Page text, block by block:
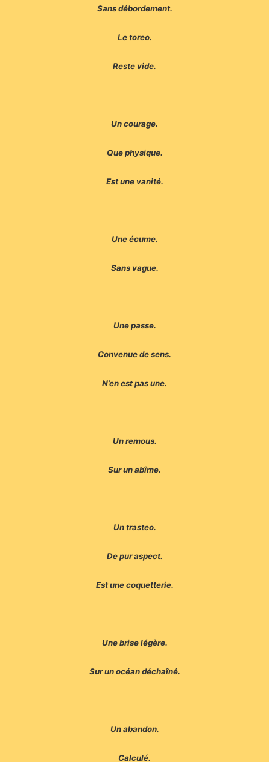
Sans débordement.
Le toreo.
Reste vide.
Un courage.
Que physique.
Est une vanité.
Une écume.
Sans vague.
Une passe.
Convenue de sens.
N’en est pas une.
Un remous.
Sur un abîme.
Un trasteo.
De pur aspect.
Est une coquetterie.
Une brise légère.
Sur un océan déchaîné.
Un abandon.
Calculé.